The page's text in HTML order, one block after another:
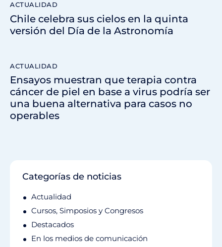
ACTUALIDAD
Chile celebra sus cielos en la quinta
versión del Día de la Astronomía
ACTUALIDAD
Ensayos muestran que terapia contra
cáncer de piel en base a virus podría ser
una buena alternativa para casos no
operables
Categorías de noticias
Actualidad
Cursos, Simposios y Congresos
Destacados
En los medios de comunicación